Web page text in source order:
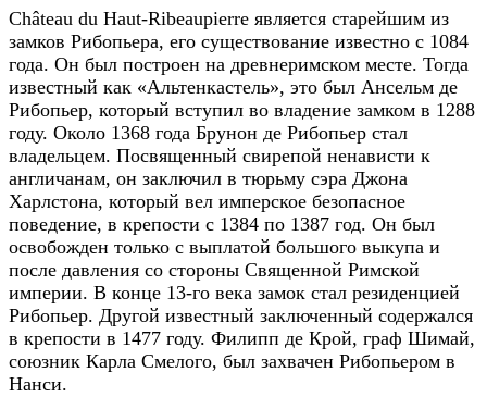
Château du Haut-Ribeaupierre является старейшим из
замков Рибопьера, его существование известно с 1084
года. Он был построен на древнеримском месте. Тогда
известный как «Альтенкастель», это был Ансельм де
Рибопьер, который вступил во владение замком в 1288
году. Около 1368 года Брунон де Рибопьер стал
владельцем. Посвященный свирепой ненависти к
англичанам, он заключил в тюрьму сэра Джона
Харлстона, который вел имперское безопасное
поведение, в крепости с 1384 по 1387 год. Он был
освобожден только с выплатой большого выкупа и
после давления со стороны Священной Римской
империи. В конце 13-го века замок стал резиденцией
Рибопьер. Другой известный заключенный содержался
в крепости в 1477 году. Филипп де Крой, граф Шимай,
союзник Карла Смелого, был захвачен Рибопьером в
Нанси.